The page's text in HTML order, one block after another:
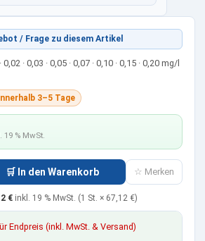
/ Frage zu diesem Artikel
· 0,03 · 0,05 · 0,07 · 0,10 · 0,15 · 0,20 mg/l
3–5 Tage
19 % MwSt.
🛒 In den Warenkorb ☆ Merken
€ inkl. 19 % MwSt. (1 St. × 67,12 €)
Endpreis (inkl. MwSt. & Versand)